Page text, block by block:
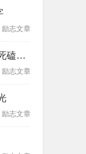
励志文章
既然逃无可逃，那还是死磕到底吧
励志文章
励志文章